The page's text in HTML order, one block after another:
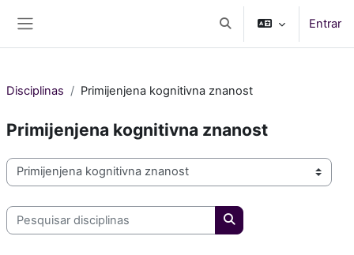
Alternar a entrada da
Entrar
Disciplinas Primijenjena kognitivna znanost
Primijenjena kognitivna znanost
Categorias de disciplinas
Pesquisar disciplinas
Pesquisar disciplinas